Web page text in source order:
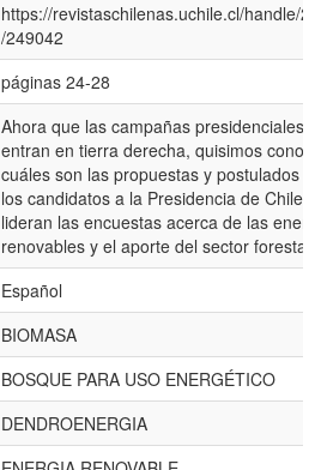
https://revistaschilenas.uchile.cl/handle/
/249042
páginas 24-28
Ahora que las campañas presidenciales
entran en tierra derecha, quisimos
cuáles son las propuestas y postulados
los candidatos a la Presidencia de Chile
lideran las encuestas acerca de las
renovables y el aporte del sector forestal
Español
BIOMASA
BOSQUE PARA USO ENERGÉTICO
DENDROENERGIA